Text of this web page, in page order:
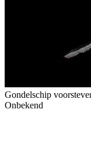
Gondelschip
Onbekend